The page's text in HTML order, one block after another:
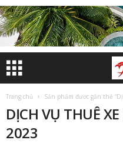
Trang chủ Sản phẩm được gắn thẻ
DỊCH VỤ THUÊ
2023